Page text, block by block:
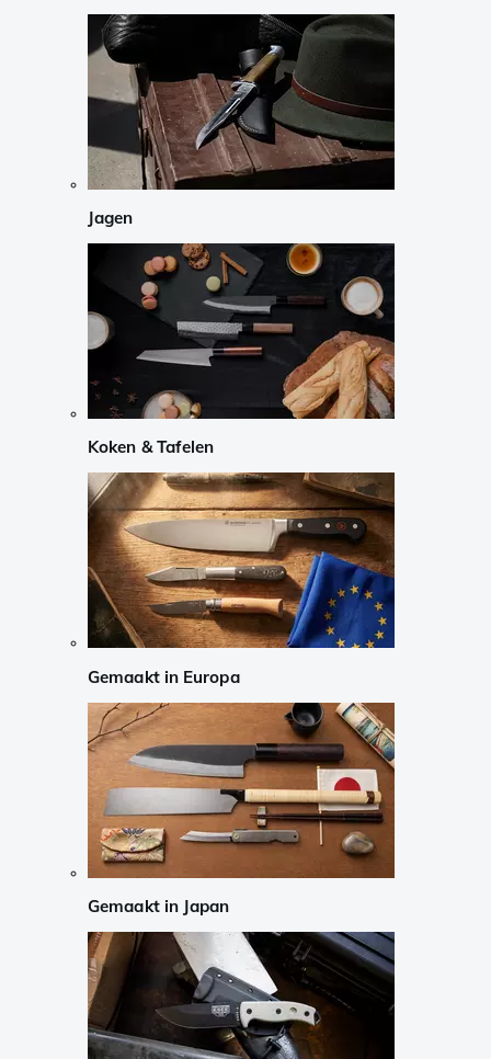
Jagen
Koken & Tafelen
Gemaakt in Europa
Gemaakt in Japan